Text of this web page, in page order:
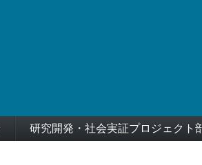
研究開発・社会実証プロジェクト